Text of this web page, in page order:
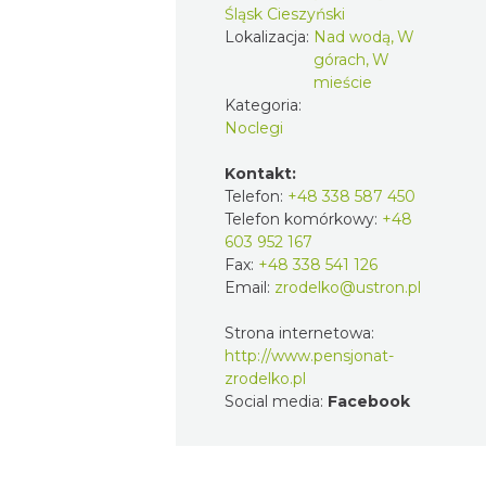
Śląsk Cieszyński
Lokalizacja: Nad wodą, W
górach, W
mieście
Kategoria:
Noclegi
Kontakt:
Telefon: +48 338 587 450
Telefon komórkowy: +48
603 952 167
Fax: +48 338 541 126
Email: zrodelko@ustron.pl
Strona internetowa:
http://www.pensjonat-
zrodelko.pl
Social media: Facebook